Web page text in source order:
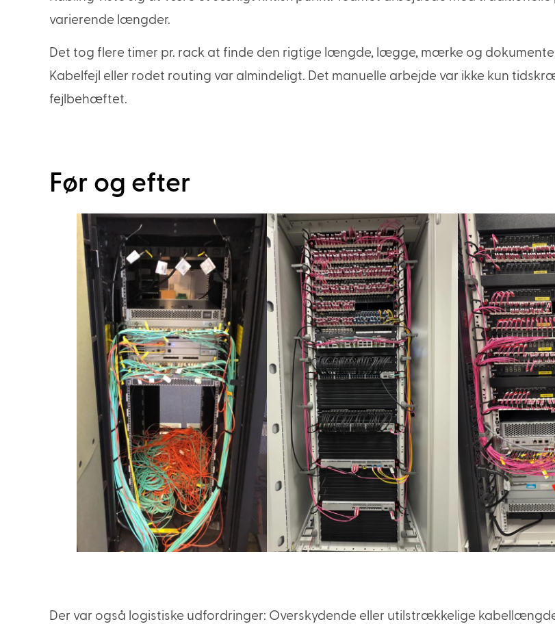
varierende længder.
Det tog flere timer pr. rack at finde den rigtige længde, lægge, mærke og
Kabelfejl eller rodet routing var almindeligt. Det manuelle arbejde var ikke kun
fejlbehæftet.
Før og efter
Der var også logistiske udfordringer: Overskydende eller utilstrækkelige